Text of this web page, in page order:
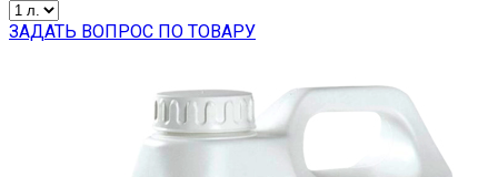
ЗАДАТЬ ВОПРОС ПО ТОВАРУ